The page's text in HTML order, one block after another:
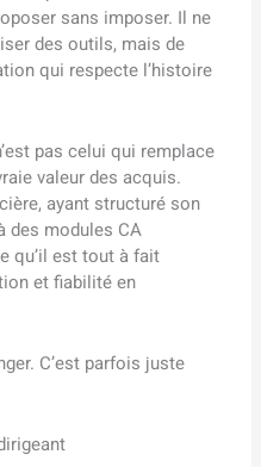
sans imposer. Il ne
des outils, mais de
qui respecte l’histoire
pas celui qui remplace
valeur des acquis.
ayant structuré son
des modules CA
qu’il est tout à fait
et fiabilité en
C’est parfois juste